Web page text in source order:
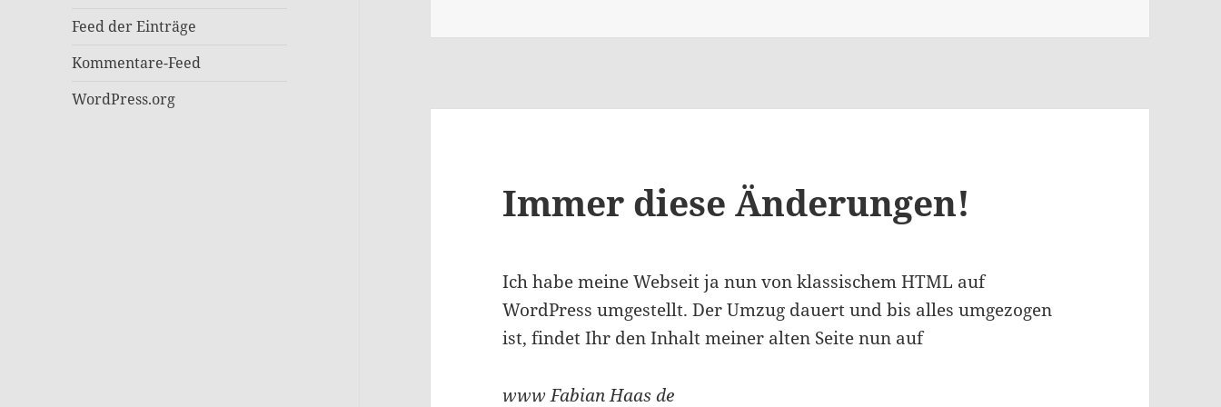
Feed der Einträge
Kommentare-Feed
WordPress.org
Immer diese Änderungen!
Ich habe meine Webseit ja nun von klassischem HTML auf
WordPress umgestellt. Der Umzug dauert und bis alles umgezogen
ist, findet Ihr den Inhalt meiner alten Seite nun auf
www Fabian Haas de